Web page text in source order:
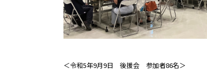
＜令和5年9月9日 後援会 参加者86名＞